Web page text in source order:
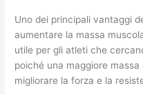
Uno dei principali vantaggi
aumentare la massa
utile per gli atleti che
poiché una maggiore
migliorare la forza e la